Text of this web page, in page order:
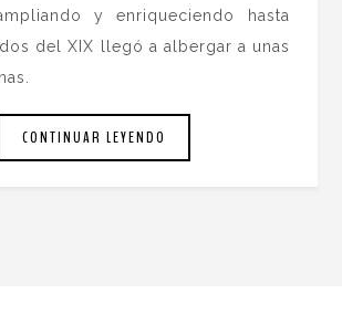
y enriqueciendo hasta
del XIX llegó a albergar a unas
CONTINUAR LEYENDO